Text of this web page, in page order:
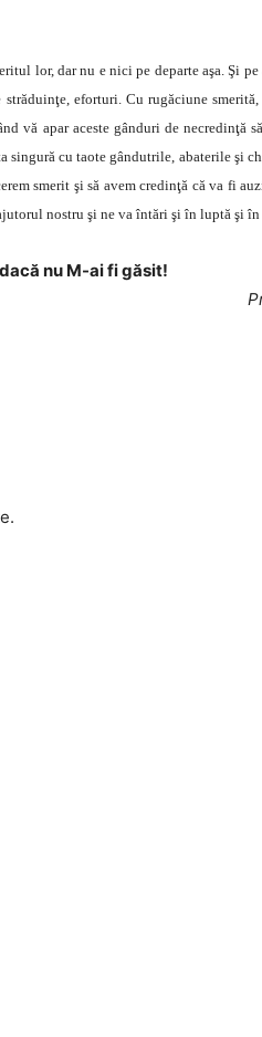
lor, dar nu e nici pe departe aşa. Şi
eforturi. Cu rugăciune
vă apar aceste gânduri de necredinţă
singură cu taote gândutrile, abaterile şi
smerit şi să avem credinţă că va fi
nostru şi ne va întări şi în luptă şi
nu M-ai fi găsit!